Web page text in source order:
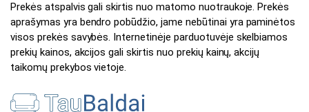
Prekės atspalvis gali skirtis nuo matomo nuotraukoje. Prekės
aprašymas yra bendro pobūdžio, jame nebūtinai yra paminėtos
visos prekės savybės. Internetinėje parduotuvėje skelbiamos
prekių kainos, akcijos gali skirtis nuo prekių kainų, akcijų
taikomų prekybos vietoje.